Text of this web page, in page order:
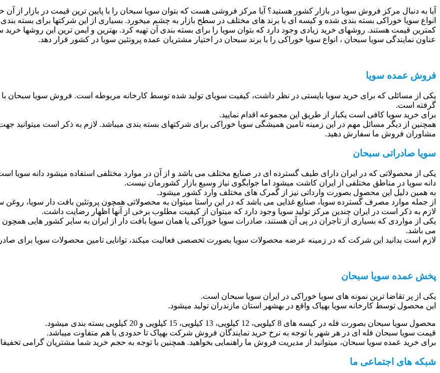
آیا به دنبال مرکز فروش سویا در بازار کشور هستید؟ آیا مرکز فروشی هست که بتوان سویا سبحان را با پایین ترین قیمت در بازار از آن
انواع سویا خوراکی بسته بندی شده و کیسه ای با برند های مختلف در سطح بازار به چشم میخورد. بسیاری از این شرکتها برای بسته بندی
کمترین قیمت هستند. روشهای خرید زیادی وجود دارد که بتوان سویا را برای بسته بندی آن تهیه کرد. بهترین و ایمن ترین این روشها خرید
عناون نمایندگی سویا سبحان ، انواع سویا خوراکی را با برند سبحان در اختیار مشتریان عمده پروتئین سویا در کشور قرار دهد.
فروش عمده سویا
یکی از مسائلی که برای خرید سویا بایستی در نظر داشت، کیفیت سویای تولید شده توسط کارخانه مربوطه است. فروش سویا سبحان با
گرفته است.
برای خرید سویا کافی است یکبار از طریق این مجموعه اقدام نمایید.
همچنین از دیگر مسائل مهم در این زمینه تامین همیشگی سویا خوراکی برای شرکتهای بسته بندی میباشد. لازم به ذکر است میتوانید
مشاوران فروش ما سفارش دهید.
سویا صادراتی سبحان
یکی از محصولاتی که در ایران دارای طیف گسترده ای در صنایع مختلف می باشد و از آن در موارد مختلفی استفاده میشود دانه سویا
دانه سویا در مناطق مختلفی از ایران کاشت میشود اما جوابگوی نیاز وسیع بازار کشورمان نیست.
به همین دلیل این محصول بصورت وارداتی نیز از گمرک های مختلف وارد کشور میشود.
از جمله موارد مصرف گسترده سویا، صنایع غذایی می باشد که در این راستا میتوان به محصولاتی همچون پروتئین بافت دار سویا،
لازم به ذکر است در ایران چندین مرکز تولید سویا وجود دارد که میتوان از کیفیت مطلوب برخی از آنها اظهار رضایت داشت.
یکی از مواردی که بسیاری از تاجران در پی آن هستند، صادرات سویا خوراکی یا همان سویا بافت دار از ایران به سایر کشور هایی
می باشد.
لازم است بدانید این شرکت که در زمینه عرضه محصولات سویا بصورت تخصصی فعالیت میکند، توانایی تامین محصولات سویا برای
پخش عمده سویا سبحان
یکی از پر تقاضا ترین نمونه های سویا خوراکی در ایران سویا سبحان است.
این محصول توسط کارخانه سویا بهپاک واقع در بهشهر استان مازندران تولید میشود.
محصول سویا سبحان بصورت فله در کیسه های 8 کیلویی، 12 کیلویی، 13 کیلویی، 15 کیلویی و 20 کیلویی بسته بندی میشود.
قیمت سویا سبحان فله ای در هر شهر با توجه به نرخ خرید نمایندگان فروش شرکت بهپاک تا حدودی با هم متفاوت میباشد.
برای خرید عمده سویا سبحان، میتوانید از مدیریت فروش ما راهنمایی بخواهید. همچنین با توجه به حجم خرید شما مشتریان گرامی
شبکه های اجتماعی ما